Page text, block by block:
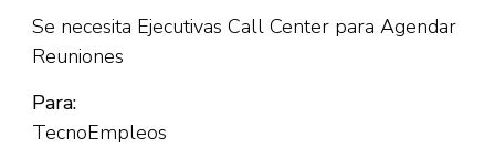
Se necesita Ejecutivas Call Center para Agendar
Reuniones
Para:
TecnoEmpleos